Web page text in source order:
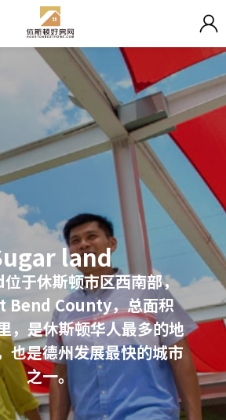
land
于休斯顿市区西南部，
Bend County，总面积
，是休斯顿华人最多的地
也是德州发展最快的城市
之一。